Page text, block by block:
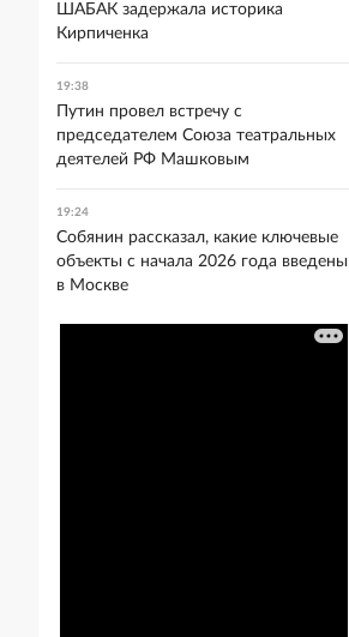
ШАБАК задержала историка
Кирпиченка
19:38
Путин провел встречу с
председателем Союза театральных
деятелей РФ Машковым
19:24
Собянин рассказал, какие ключевые
объекты с начала 2026 года введены
в Москве